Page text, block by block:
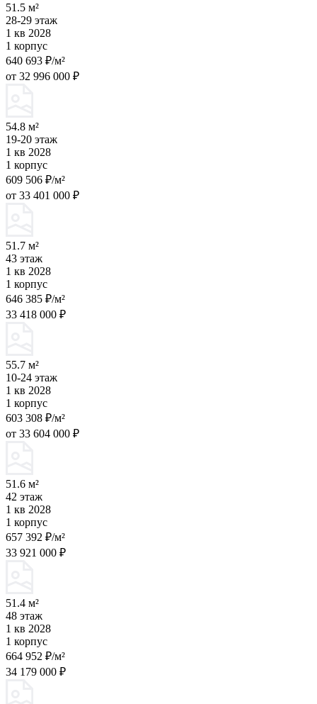
51.5 м²
28-29 этаж
1 кв 2028
1 корпус
640 693 ₽/м²
от 32 996 000 ₽
54.8 м²
19-20 этаж
1 кв 2028
1 корпус
609 506 ₽/м²
от 33 401 000 ₽
51.7 м²
43 этаж
1 кв 2028
1 корпус
646 385 ₽/м²
33 418 000 ₽
55.7 м²
10-24 этаж
1 кв 2028
1 корпус
603 308 ₽/м²
от 33 604 000 ₽
51.6 м²
42 этаж
1 кв 2028
1 корпус
657 392 ₽/м²
33 921 000 ₽
51.4 м²
48 этаж
1 кв 2028
1 корпус
664 952 ₽/м²
34 179 000 ₽